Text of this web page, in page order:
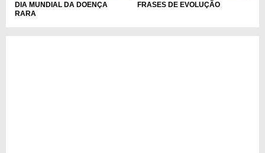
DIA MUNDIAL DA DOENÇA
RARA
FRASES DE EVOLUÇÃO